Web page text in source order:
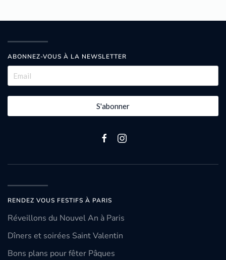
ABONNEZ-VOUS À LA NEWSLETTER
S'abonner
RENDEZ VOUS FESTIFS À PARIS
Réveillons du Nouvel An à Paris
Dîners et soirées Saint Valentin
Bons plans pour fêter Pâques